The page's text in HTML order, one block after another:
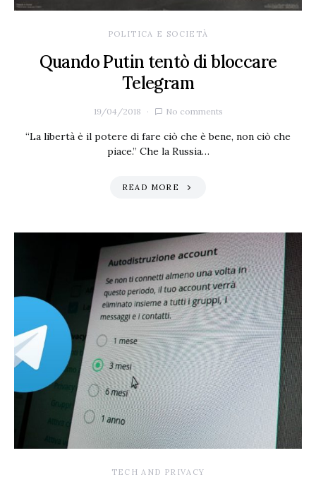
POLITICA E SOCIETÀ
Quando Putin tentò di bloccare
Telegram
19/04/2018 No comments
“La libertà è il potere di fare ciò che è bene, non ciò che
piace.” Che la Russia…
READ MORE
TECH AND PRIVACY